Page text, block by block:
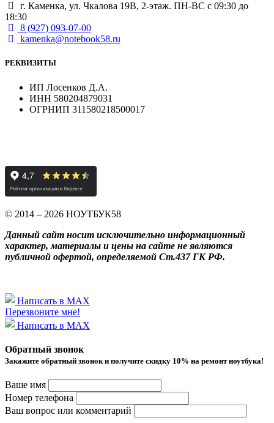
г. Каменка, ул. Чкалова 19В, 2-этаж. ПН-ВС с 09:30 до
18:30
8 (927) 093-07-00
kamenka@notebook58.ru
РЕКВИЗИТЫ
ИП Лосенков Д.А.
ИНН 580204879031
ОГРНИП 311580218500017
© 2014 – 2026 НОУТБУК58
Данный сайт носит исключительно информационный
характер, материалы и цены на сайте не являются
публичной офертой, определяемой Ст.437 ГК РФ.
Написать в MAX
Перезвоните мне!
Написать в MAX
Обратный звонок
Закажите обратный звонок и получитe скидку 10% на ремонт ноутбука!
Ваше имя
Номер телефона
Ваш вопрос или комментарий